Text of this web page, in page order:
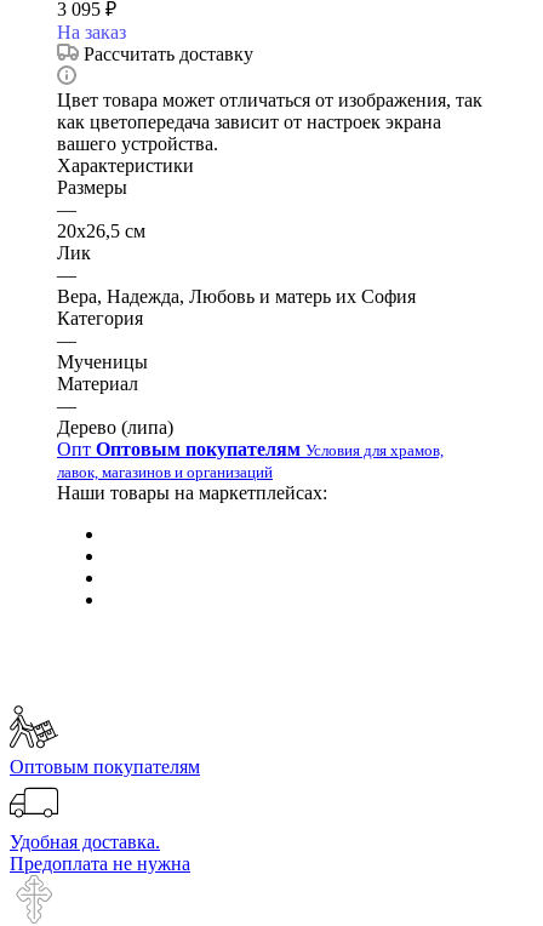
3 095 ₽
На заказ
Рассчитать доставку
Цвет товара может отличаться от изображения, так
как цветопередача зависит от настроек экрана
вашего устройства.
Характеристики
Размеры
—
20х26,5 см
Лик
—
Вера, Надежда, Любовь и матерь их София
Категория
—
Мученицы
Материал
—
Дерево (липа)
Опт Оптовым покупателям Условия для храмов,
лавок, магазинов и организаций
Наши товары на маркетплейсах:
Оптовым покупателям
Удобная доставка.
Предоплата не нужна